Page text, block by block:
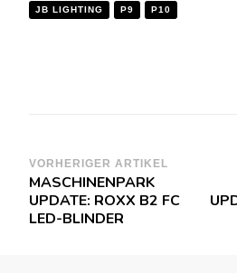
JB LIGHTING P9 P10
VORHERIGER ARTIKEL
MASCHINENPARK
UPDATE: ROXX B2 FC
LED-BLINDER